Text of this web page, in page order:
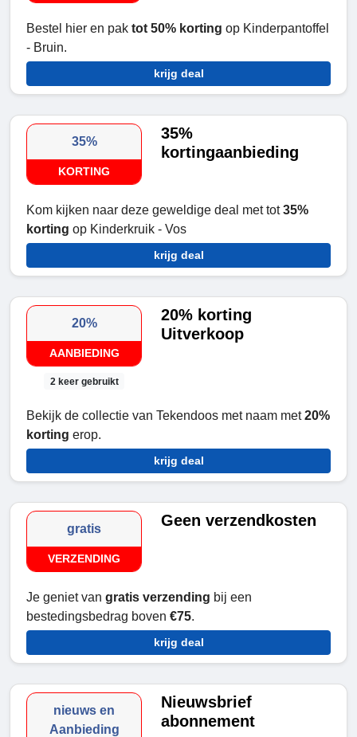
Bestel hier en pak tot 50% korting op Kinderpantoffel
- Bruin.
krijg deal
35%
KORTING
35%
kortingaanbieding
Kom kijken naar deze geweldige deal met tot35%
korting op Kinderkruik - Vos
krijg deal
20%
AANBIEDING
2 keer gebruikt
20% korting
Uitverkoop
Bekijk de collectie van Tekendoos met naam met20%
korting erop.
krijg deal
gratis
VERZENDING
Geen verzendkosten
Je geniet van gratis verzending bij een
bestedingsbedrag boven €75.
krijg deal
nieuws en
Aanbieding
Nieuwsbrief
abonnement